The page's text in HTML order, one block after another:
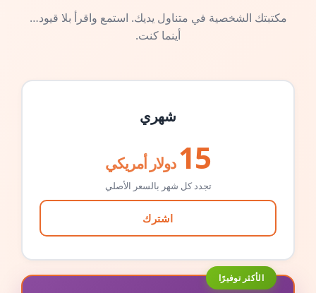
مكتبتك الشخصية في متناول يديك. استمع واقرأ بلا قيود…
أينما كنت.
شهري
15 دولار أمريكي
تجدد كل شهر بالسعر الأصلي
اشترك
الأكثر توفيرًا